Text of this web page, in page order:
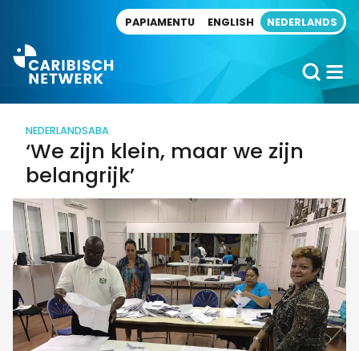
PAPIAMENTU ENGLISH NEDERLANDS
NEDERLANDSABA
‘We zijn klein, maar we zijn
belangrijk’